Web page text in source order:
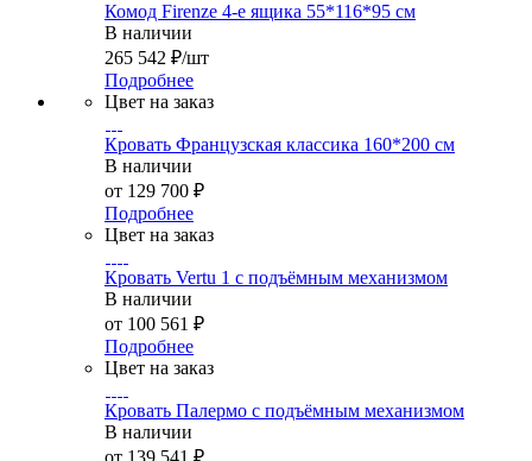
Комод Firenze 4-е ящика 55*116*95 см
В наличии
265 542 ₽/шт
Подробнее
Цвет на заказ
Кровать Французская классика 160*200 см
В наличии
от 129 700 ₽
Подробнее
Цвет на заказ
Кровать Vertu 1 с подъёмным механизмом
В наличии
от 100 561 ₽
Подробнее
Цвет на заказ
Кровать Палермо с подъёмным механизмом
В наличии
от 139 541 ₽